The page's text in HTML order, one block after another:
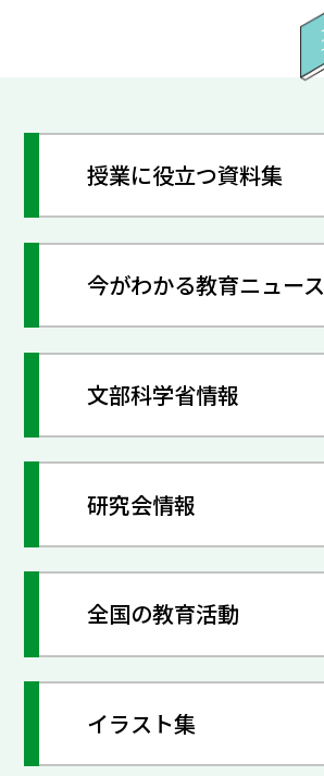
授業に役立つ資料集
今がわかる教育ニュース
文部科学省情報
研究会情報
全国の教育活動
イラスト集